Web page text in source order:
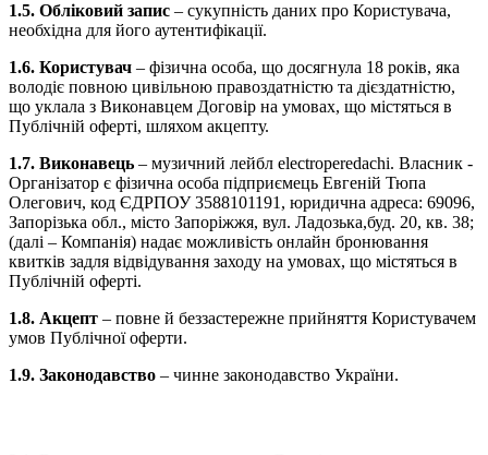
1.5. Обліковий запис – сукупність даних про Користувача,
необхідна для його аутентифікації.
1.6. Користувач – фізична особа, що досягнула 18 років, яка
володіє повною цивільною правоздатністю та дієздатністю,
що уклала з Виконавцем Договір на умовах, що містяться в
Публічній оферті, шляхом акцепту.
1.7. Виконавець – музичний лейбл electroperedachi. Власник -
Організатор є фізична особа підприємець Евгеній Тюпа
Олегович, код ЄДРПОУ 3588101191, юридична адреса: 69096,
Запорізька обл., місто Запоріжжя, вул. Ладозька,буд. 20, кв. 38;
(далі – Компанія) надає можливість онлайн бронювання
квитків задля відвідування заходу на умовах, що містяться в
Публічній оферті.
1.8. Акцепт – повне й беззастережне прийняття Користувачем
умов Публічної оферти.
1.9. Законодавство – чинне законодавство України.